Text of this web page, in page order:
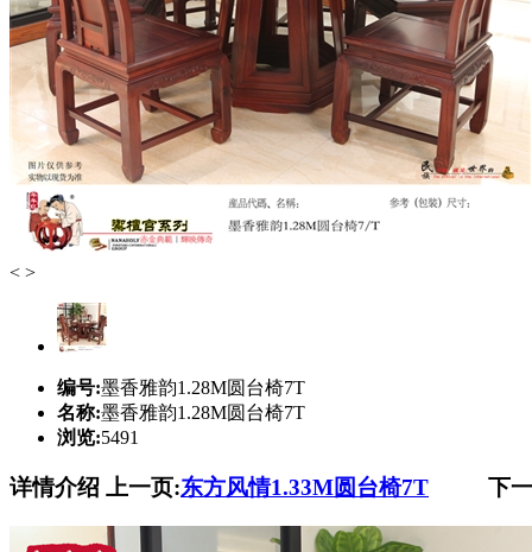
< >
编号:墨香雅韵1.28M圆台椅7T
名称:墨香雅韵1.28M圆台椅7T
浏览:5491
详情介绍 上一页:东方风情1.33M圆台椅7T 下一